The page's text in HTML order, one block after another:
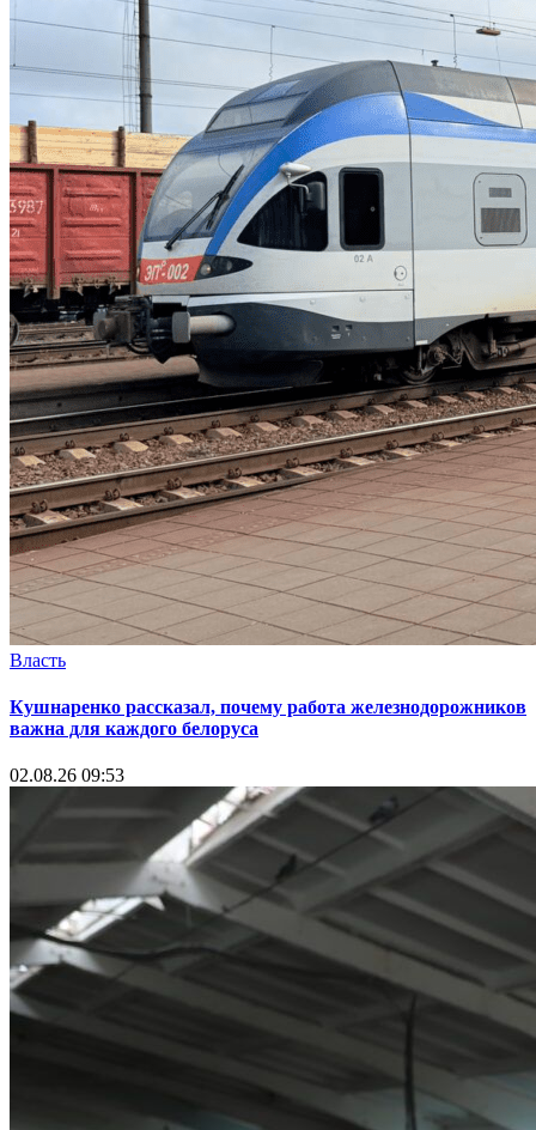
Власть
Кушнаренко рассказал, почему работа железнодорожников
важна для каждого белоруса
02.08.26 09:53